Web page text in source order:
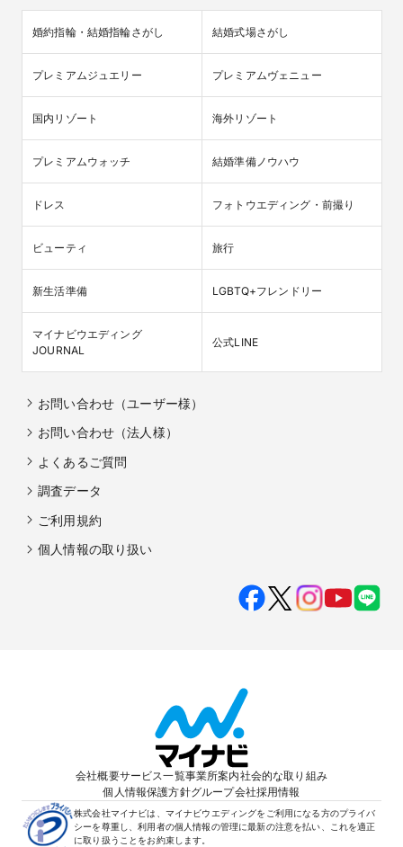
婚約指輪・結婚指輪さがし 結婚式場さがし
プレミアムジュエリー プレミアムヴェニュー
国内リゾート 海外リゾート
プレミアムウォッチ 結婚準備ノウハウ
ドレス フォトウエディング・前撮り
ビューティ 旅行
新生活準備 LGBTQ+フレンドリー
マイナビウエディング
JOURNAL
公式LINE
お問い合わせ（ユーザー様）
お問い合わせ（法人様）
よくあるご質問
調査データ
ご利用規約
個人情報の取り扱い
会社概要サービス一覧事業所案内社会的な取り組み
個人情報保護方針グループ会社採用情報
株式会社マイナビは、マイナビウエディングをご利用になる方のプライバ
シーを尊重し、利用者の個人情報の管理に最新の注意を払い、これを適正
に取り扱うことをお約束します。